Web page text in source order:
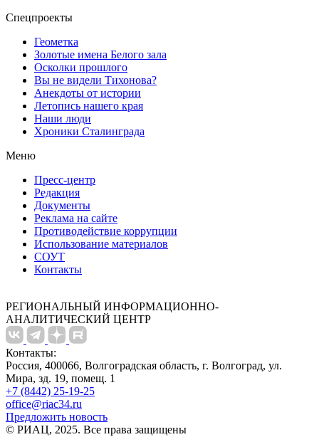
Спецпроекты
Геометка
Золотые имена Белого зала
Осколки прошлого
Вы не видели Тихонова?
Анекдоты от истории
Летопись нашего края
Наши люди
Хроники Сталинграда
Меню
Пресс-центр
Редакция
Документы
Реклама на сайте
Противодействие коррупции
Использование материалов
СОУТ
Контакты
РЕГИОНАЛЬНЫЙ ИНФОРМАЦИОННО-
АНАЛИТИЧЕСКИЙ ЦЕНТР
Контакты:
Россия, 400066, Волгоградская область, г. Волгоград, ул.
Мира, зд. 19, помещ. 1
+7 (8442) 25-19-25
office@riac34.ru
Предложить новость
© РИАЦ, 2025. Все права защищены